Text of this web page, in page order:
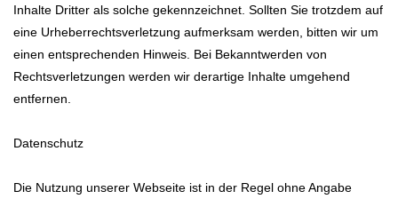
Inhalte Dritter als solche gekennzeichnet. Sollten Sie trotzdem auf
eine Urheberrechtsverletzung aufmerksam werden, bitten wir um
einen entsprechenden Hinweis. Bei Bekanntwerden von
Rechtsverletzungen werden wir derartige Inhalte umgehend
entfernen.
Datenschutz
Die Nutzung unserer Webseite ist in der Regel ohne Angabe